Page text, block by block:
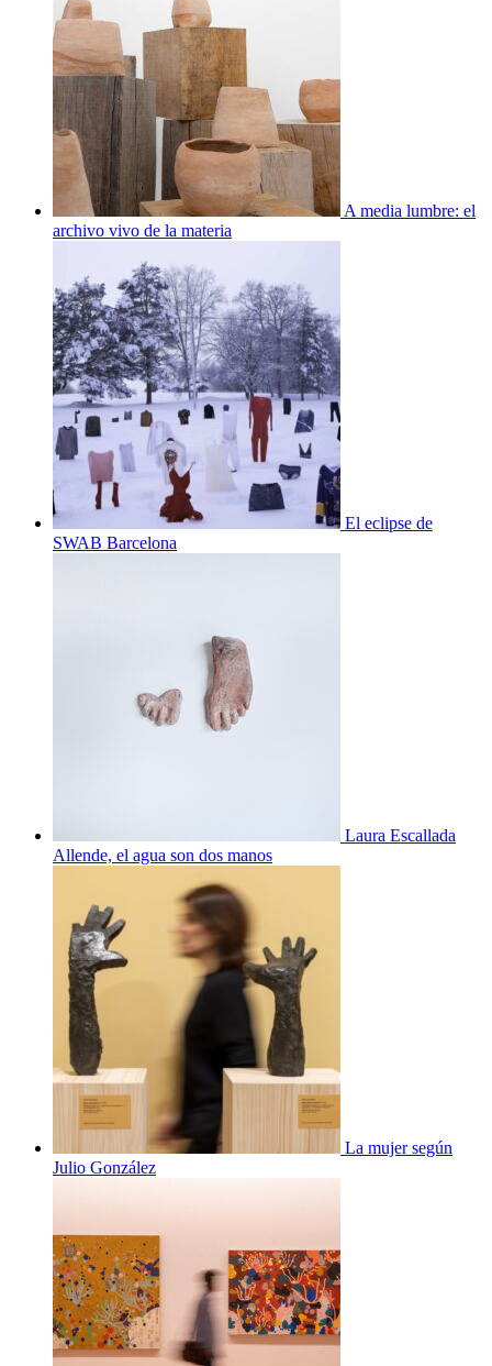
A media lumbre: el
archivo vivo de la materia
El eclipse de
SWAB Barcelona
Laura Escallada
Allende, el agua son dos manos
La mujer según
Julio González